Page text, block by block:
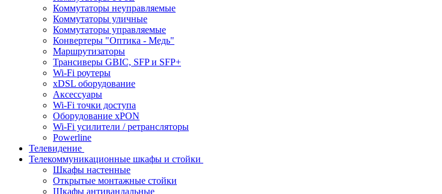
Коммутаторы неуправляемые
Коммутаторы уличные
Коммутаторы управляемые
Конвертеры "Оптика - Медь"
Маршрутизаторы
Трансиверы GBIC, SFP и SFP+
Wi-Fi роутеры
xDSL оборудование
Аксессуары
Wi-Fi точки доступа
Оборудование хPON
Wi-Fi усилители / ретрансляторы
Powerline
Телевидение
Телекоммуникационные шкафы и стойки
Шкафы настенные
Открытые монтажные стойки
Шкафы антивандальные